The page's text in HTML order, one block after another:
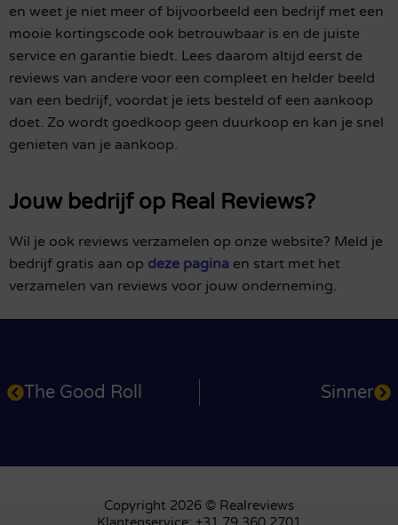
en weet je niet meer of bijvoorbeeld een bedrijf met een
mooie kortingscode ook betrouwbaar is en de juiste
service en garantie biedt. Lees daarom altijd eerst de
reviews van andere voor een compleet en helder beeld
van een bedrijf, voordat je iets besteld of een aankoop
doet. Zo wordt goedkoop geen duurkoop en kan je snel
genieten van je aankoop.
Jouw bedrijf op Real Reviews?
Wil je ook reviews verzamelen op onze website? Meld je
bedrijf gratis aan op deze pagina en start met het
verzamelen van reviews voor jouw onderneming.
The Good Roll Sinner
Copyright 2026 © Realreviews